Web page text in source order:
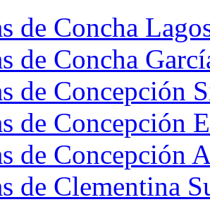
de Concha
de Concha
de Concepción
de Concepción
de Concepción
de Clementina